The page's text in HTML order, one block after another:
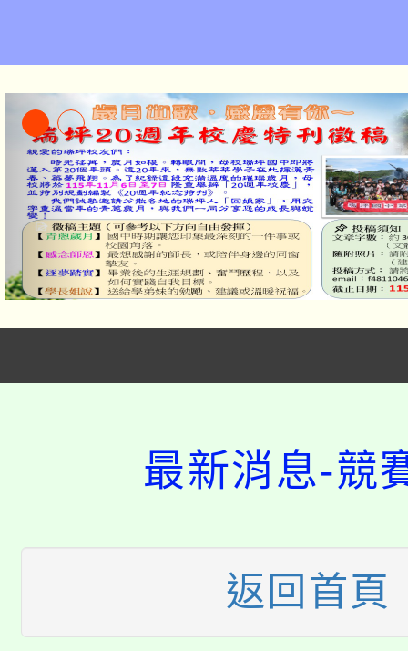
「本色祭」8/29、30在
場熱烈登場!
8/21下午1時於龍潭區
徵才活動。
YOUNG桃局內行報名
115年桃園市運動會8/
最新消息-競
返回首頁